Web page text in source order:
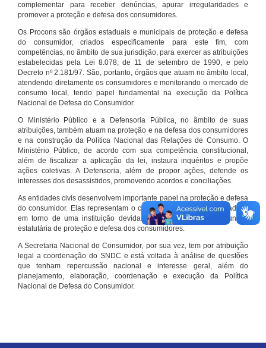
complementar para receber denúncias, apurar irregularidades e
promover a proteção e defesa dos consumidores.
Os Procons são órgãos estaduais e municipais de proteção e defesa
do consumidor, criados especificamente para este fim, com
competências, no âmbito de sua jurisdição, para exercer as atribuições
estabelecidas pela Lei 8.078, de 11 de setembro de 1990, e pelo
Decreto nº 2.181/97. São, portanto, órgãos que atuam no âmbito local,
atendendo diretamente os consumidores e monitorando o mercado de
consumo local, tendo papel fundamental na execução da Política
Nacional de Defesa do Consumidor.
O Ministério Público e a Defensoria Pública, no âmbito de suas
atribuições, também atuam na proteção e na defesa dos consumidores
e na construção da Política Nacional das Relações de Consumo. O
Ministério Público, de acordo com sua competência constitucional,
além de fiscalizar a aplicação da lei, instaura inquéritos e propõe
ações coletivas. A Defensoria, além de propor ações, defende os
interesses dos desassistidos, promovendo acordos e conciliações.
As entidades civis desenvolvem importante papel na proteção e defesa
do consumidor. Elas representam o conjunto organizado de cidadãos
em torno de uma instituição devidamente registrada e com função
estatutária de proteção e defesa dos consumidores.
A Secretaria Nacional do Consumidor, por sua vez, tem por atribuição
legal a coordenação do SNDC e está voltada à análise de questões
que tenham repercussão nacional e interesse geral, além do
planejamento, elaboração, coordenação e execução da Política
Nacional de Defesa do Consumidor.